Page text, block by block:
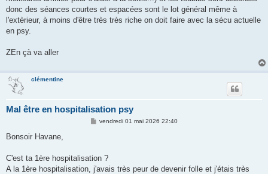
donc des séances courtes et espacées sont le lot général même à
l'extèrieur, à moins d'être très très riche on doit faire avec la sécu actuelle
en psy.
ZEn çà va aller
clémentine
Mal être en hospitalisation psy
M
g
vendredi 01 mai 2026 22:40
Bonsoir Havane,
C'est ta 1ère hospitalisation ?
A la 1ère hospitalisation, j'avais très peur de devenir folle et j'étais très